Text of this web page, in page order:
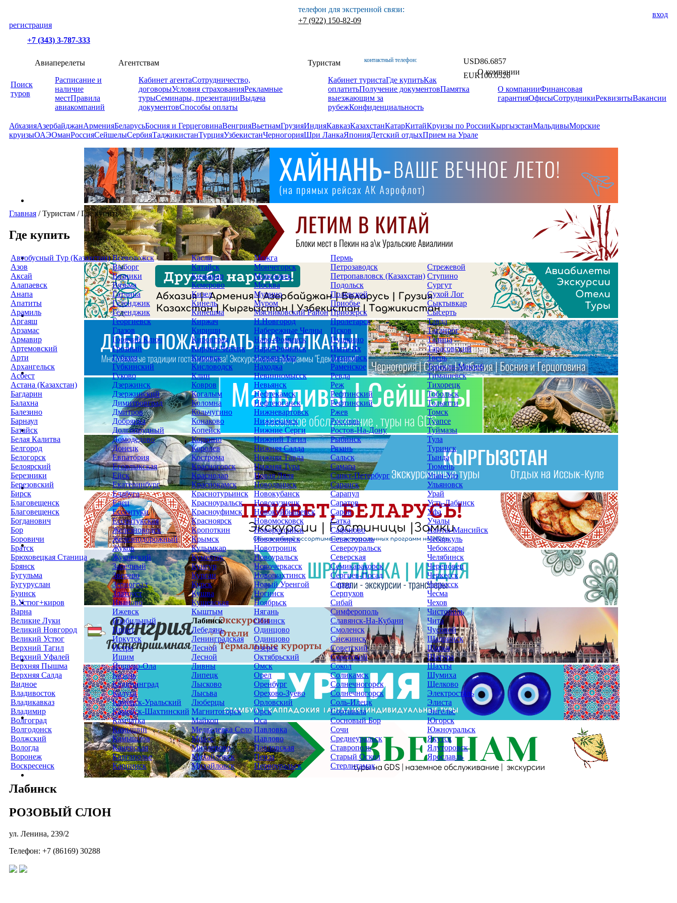
вход
регистрация
+7 (343) 3-787-333
телефон для экстренной связи:
+7 (922) 150-82-09
контактный телефон: USD86.6857
EUR100.0526
Поиск
туров
Авиаперелеты
Расписание и
наличие
местПравила
авиакомпаний
Агентствам
Кабинет агентаСотрудничество,
договорыУсловия страхованияРекламные
турыСеминары, презентацииВыдача
документовСпособы оплаты
Туристам
Кабинет туристаГде купитьКак
оплатитьПолучение документовПамятка
выезжающим за
рубежКонфиденциальность
О компании
О компанииФинансовая
гарантияОфисыСотрудникиРеквизитыВакансии
АбхазияАзербайджанАрменияБеларусьБосния и ГерцеговинаВенгрияВьетнамГрузияИндияКавказКазахстанКатарКитайКруизы по РоссииКыргызстанМальдивыМорские
круизыОАЭОманРоссияСейшелыСербияТаджикистанТурцияУзбекистанЧерногорияШри ЛанкаЯпонияДетский отдыхПрием на Урале
Главная /Туристам /Где купить
Где купить
Автобусный Тур (Казахстан)
Азов
Аксай
Алапаевск
Анапа
Апатиты
Арамиль
Аргаяш
Арзамас
Армавир
Артемовский
Арти
Архангельск
Асбест
Астана (Казахстан)
Багдарин
Балахна
Балезино
Барнаул
Батайск
Белая Калитва
Белгород
Белогорск
Белоярский
Березники
Березовский
Бирск
Благовещенск
Благовещенск
Богданович
Бор
Боровичи
Братск
Брюховецкая Станица
Брянск
Бугульма
Бугуруслан
Буинск
В.Устюг+киров
Варна
Великие Луки
Великий Новгород
Великий Устюг
Верхний Тагил
Верхний Уфалей
Верхняя Пышма
Верхняя Салда
Видное
Владивосток
Владикавказ
Владимир
Волгоград
Волгодонск
Волжский
Вологда
Воронеж
Воскресенск
Всеволожск
Выборг
Вязники
Вязьма
Гатчина
Геленджик
Геленджик
Георгиевск
Глазов
Горячий Ключ
Грозный
Губкин
Губкинский
Гуково
Дзержинск
Дзержинский
Димитровград
Дмитров
Добрянка
Долгопрудный
Домодедово
Донецк
Евпатория
Егорлыкская
Ейск
Екатеринбург
Елабуга
Елец
Ессентуки
Ессентукская
Железноводск
Железнодорожный
Жуков
Жуковский
Заречный
Зверево
Зерноград
Златоуст
Иваново
Ижевск
Изобильный
Ирбит
Иркутск
Истра
Ишим
Йошкар-Ола
Казань
Калининград
Калуга
Каменск-Уральский
Каменск-Шахтинский
Камчатка
Камышин
Камышлов
Каневская
Каргаполье
Карпинск
Касли
Катайск
Качканар
Кемерово
Кизел
Кинель
Кинешма
Киржач
Кириши
Кировград
Кирово-Чепецк
Кировск
Кисловодск
Клин
Ковров
Когалым
Коломна
Кольчугино
Конаково
Копейск
Коркино
Королев
Кострома
Красногорск
Краснодар
Краснокамск
Краснотурьинск
Красноуральск
Красноуфимск
Красноярск
Кропоткин
Крымск
Кудымкар
Кумертау
Кунгур
Курган
Курск
Кушва
Кущевская
Кыштым
Лабинск
Лебедянь
Ленинградская
Лесной
Лесной
Ливны
Липецк
Лысково
Лысьва
Люберцы
Магнитогорск
Майкоп
Медведевка Село
Миасс
Миллерово
Михайловск
Михайловск
Можга
Мончегорск
Морозовск
Москва
Мурино
Муром
Мясниковский Район
Н.Новгород
Набережные Челны
Наро-Фоминск
Наро-Фоминск
Нарьян-Мар
Находка
Невинномысск
Невьянск
Нефтекамск
Нефтеюганск
Нижневартовск
Нижнекамск
Нижние Серги
Нижний Тагил
Нижняя Салда
Нижняя Тавда
Нижняя Тура
Новая Ляля
Новодвинск
Новокубанск
Новокузнецк
Новокуйбышевск
Новомосковск
Новороссийск
Новосибирск
Новотроицк
Новоуральск
Новочеркасск
Новошахтинск
Новый Уренгой
Ногинск
Ноябрьск
Нягань
Обнинск
Одинцово
Одинцово
Озерск
Октябрьский
Омск
Орел
Оренбург
Орехово-Зуево
Орловский
Орск
Оса
Павловка
Павлово
Павловская
Пенза
Первоуральск
Пермь
Петрозаводск
Петропавловск (Казахстан)
Подольск
Полевской
Приобье
Приозерск
Пролетарск
Псков
Пушкино
Пыть-Ях
Пятигорск
Раменское
Ревда
Реж
Рефтинский
Рефтинский
Ржев
Россошь
Ростов-На-Дону
Рыбинск
Рязань
Сальск
Самара
Санкт-Петербург
Саранск
Сарапул
Саратов
Саров
Сатка
Сафоново
Севастополь
Североуральск
Северская
Семикаракорск
Сергиев-Посад
Серов
Серпухов
Сибай
Симферополь
Славянск-На-Кубани
Смоленск
Снежинск
Советский
Советский
Сокол
Соликамск
Солнечногорск
Солнечногорск
Соль-Илецк
Сортавала
Сосновый Бор
Сочи
Среднеуральск
Ставрополь
Старый Оскол
Стерлитамак
Стрежевой
Ступино
Сургут
Сухой Лог
Сыктывкар
Сысерть
Тавда
Таганрог
Талица
Тарасовский
Тверь
Терекли-Мектеб
Тимашевск
Тихорецк
Тобольск
Тольятти
Томск
Туапсе
Туймазы
Тула
Туринск
Тында
Тюмень
Улан-Удэ
Ульяновск
Урай
Усть-Лабинск
Уфа
Учалы
Ханты-Мансийск
Чебаркуль
Чебоксары
Челябинск
Череповец
Черкесск
Черкесск
Чесма
Чехов
Чистополь
Чита
Чусовой
Шадринск
Шарья
Шатура
Шахты
Шумиха
Щелково
Электросталь
Элиста
Энгельс
Югорск
Южноуральск
Якутск
Ялуторовск
Ярославль
Лабинск
РОЗОВЫЙ СЛОН
ул. Ленина, 239/2
Телефон: +7 (86169) 30288